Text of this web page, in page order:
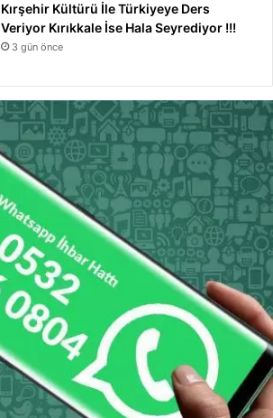
Kırşehir Kültürü İle Türkiyeye Ders
Veriyor Kırıkkale İse Hala Seyrediyor !!!
3 gün önce